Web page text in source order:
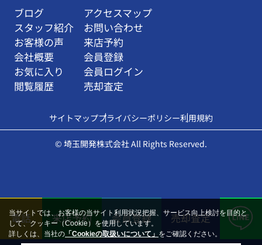
ブログ
スタッフ紹介
お客様の声
会社概要
お気に入り
閲覧履歴
アクセスマップ
お問い合わせ
来店予約
会員登録
会員ログイン
売却査定
サイトマッププライバシーポリシー利用規約
© 埼玉開発株式会社 All Rights Reserved.
電話 来店予約 会員登録 売却査定
当サイトでは、お客様の当サイト利用状況把握、サービス向上検討を目的と
して、クッキー（Cookie）を使用しています。
詳しくは、当社の 「Cookieの取扱いについて」 をご確認ください。